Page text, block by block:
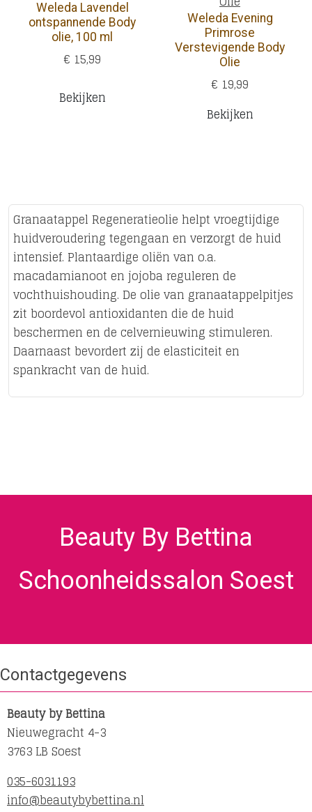
Weleda Lavendel
ontspannende Body
olie, 100 ml
€ 15,99
Bekijken
Weleda Evening
Primrose
Verstevigende Body
Olie
€ 19,99
Bekijken
Granaatappel Regeneratieolie helpt vroegtijdige
huidveroudering tegengaan en verzorgt de huid
intensief. Plantaardige oliën van o.a.
macadamianoot en jojoba reguleren de
vochthuishouding. De olie van granaatappelpitjes
zit boordevol antioxidanten die de huid
beschermen en de celvernieuwing stimuleren.
Daarnaast bevordert zij de elasticiteit en
spankracht van de huid.
Beauty By Bettina
Schoonheidssalon Soest
Contactgegevens
Beauty by Bettina
Nieuwegracht 4-3
3763 LB Soest
035-6031193
info@beautybybettina.nl